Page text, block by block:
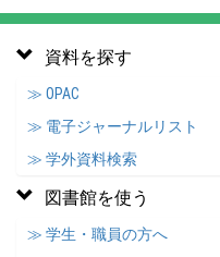
資料を探す
≫ OPAC
≫ 電子ジャーナルリスト
≫ 学外資料検索
図書館を使う
≫ 学生・職員の方へ